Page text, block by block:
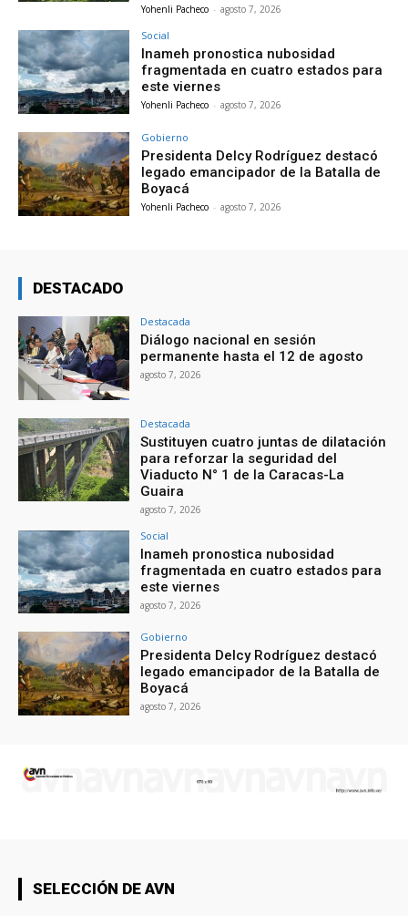
Yohenli Pacheco - agosto 7, 2026
Social
Inameh pronostica nubosidad
fragmentada en cuatro estados para
este viernes
Yohenli Pacheco - agosto 7, 2026
Gobierno
Presidenta Delcy Rodríguez destacó
legado emancipador de la Batalla de
Boyacá
Yohenli Pacheco - agosto 7, 2026
DESTACADO
Destacada
Diálogo nacional en sesión
permanente hasta el 12 de agosto
agosto 7, 2026
Destacada
Sustituyen cuatro juntas de dilatación
para reforzar la seguridad del
Viaducto N° 1 de la Caracas-La
Guaira
agosto 7, 2026
Social
Inameh pronostica nubosidad
fragmentada en cuatro estados para
este viernes
agosto 7, 2026
Gobierno
Presidenta Delcy Rodríguez destacó
legado emancipador de la Batalla de
Boyacá
agosto 7, 2026
SELECCIÓN DE AVN